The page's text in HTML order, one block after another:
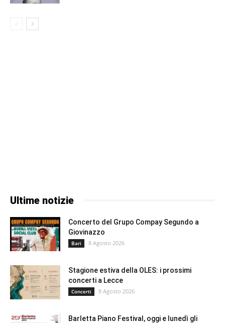
Ultime notizie
Concerto del Grupo Compay Segundo a
Giovinazzo
Bari 8 Agosto 2026
Stagione estiva della OLES: i prossimi
concerti a Lecce
Concerti 8 Agosto 2026
Barletta Piano Festival, oggi e lunedì gli